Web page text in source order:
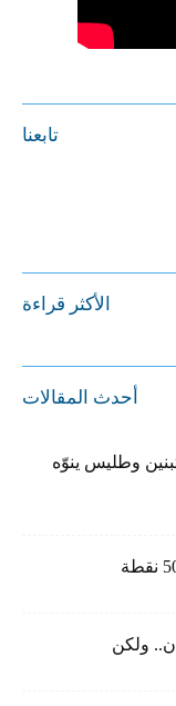
تابعنا
الأكثر قراءة
أحدث المقالات
وطليس ينوّه
ولكن